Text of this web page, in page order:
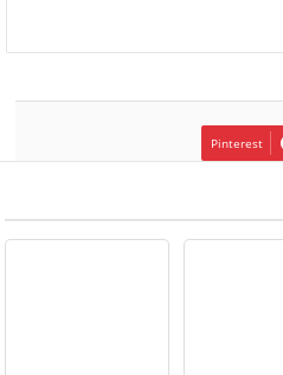
Pinterest